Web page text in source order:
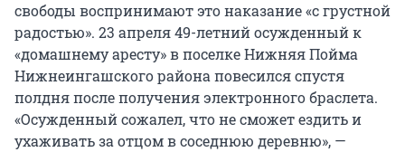
свободы воспринимают это наказание «с грустной
радостью». 23 апреля 49-летний осужденный к
«домашнему аресту» в поселке Нижняя Пойма
Нижнеингашского района повесился спустя
полдня после получения электронного браслета.
«Осужденный сожалел, что не сможет ездить и
ухаживать за отцом в соседнюю деревню», —